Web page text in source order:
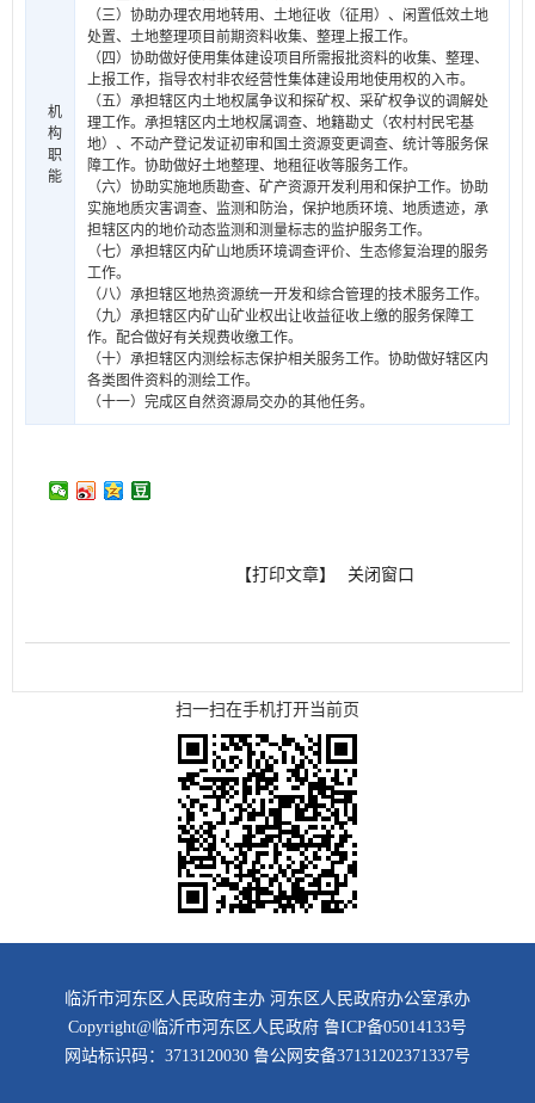
机
构
职
能
（三）协助办理农用地转用、土地征收（征用）、闲置低效土地
处置、土地整理项目前期资料收集、整理上报工作。
（四）协助做好使用集体建设项目所需报批资料的收集、整理、
上报工作，指导农村非农经营性集体建设用地使用权的入市。
（五）承担辖区内土地权属争议和探矿权、采矿权争议的调解处
理工作。承担辖区内土地权属调查、地籍勘丈（农村村民宅基
地）、不动产登记发证初审和国土资源变更调查、统计等服务保
障工作。协助做好土地整理、地租征收等服务工作。
（六）协助实施地质勘查、矿产资源开发利用和保护工作。协助
实施地质灾害调查、监测和防治，保护地质环境、地质遗迹，承
担辖区内的地价动态监测和测量标志的监护服务工作。
（七）承担辖区内矿山地质环境调查评价、生态修复治理的服务
工作。
（八）承担辖区地热资源统一开发和综合管理的技术服务工作。
（九）承担辖区内矿山矿业权出让收益征收上缴的服务保障工
作。配合做好有关规费收缴工作。
（十）承担辖区内测绘标志保护相关服务工作。协助做好辖区内
各类图件资料的测绘工作。
（十一）完成区自然资源局交办的其他任务。
【打印文章】 关闭窗口
扫一扫在手机打开当前页